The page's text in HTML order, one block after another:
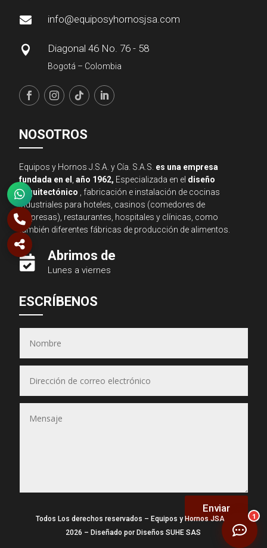
 info@equiposyhornosjsa.com
 Diagonal 46 No. 76 - 58
Bogotá – Colombia
NOSOTROS
Equipos y Hornos J.S.A. y Cía. S.A.S. es una empresa
fundada en el
,año 1962, Especializada en el diseño
arquitectónico , fabricación e instalación de cocinas
industriales para hoteles, casinos (comedores de
empresas), restaurantes, hospitales y clínicas, como
también diferentes fábricas de producción de alimentos.
 Abrimos de
Lunes a viernes
ESCRÍBENOS
Enviar
Todos Los derechos reservados – Equipos y Hornos JSA –
2026 – Diseñado por Diseños SUHE SAS
1
● En línea ahora
(Puedes seleccionar varios)